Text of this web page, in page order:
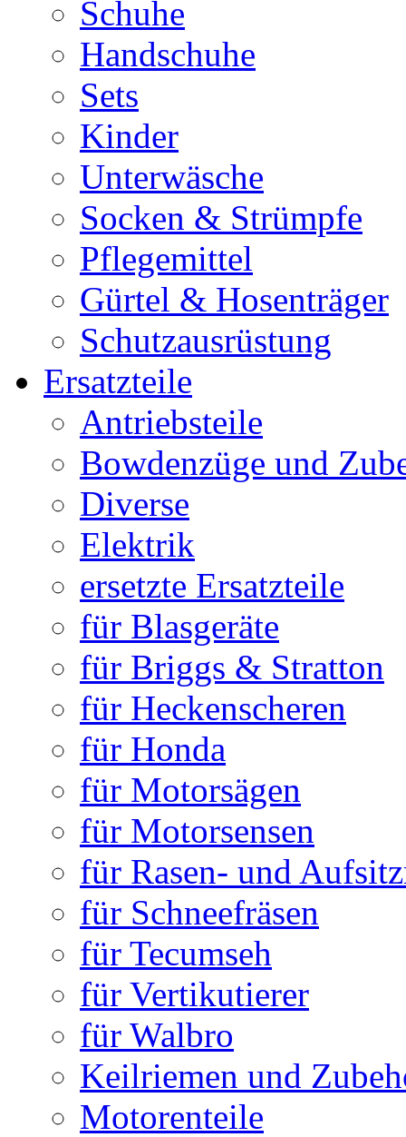
Schuhe
Handschuhe
Sets
Kinder
Unterwäsche
Socken & Strümpfe
Pflegemittel
Gürtel & Hosenträger
Schutzausrüstung
Ersatzteile
Antriebsteile
Bowdenzüge und
Diverse
Elektrik
ersetzte Ersatzteile
für Blasgeräte
für Briggs & Stratton
für Heckenscheren
für Honda
für Motorsägen
für Motorsensen
für Rasen- und
für Schneefräsen
für Tecumseh
für Vertikutierer
für Walbro
Keilriemen und
Motorenteile